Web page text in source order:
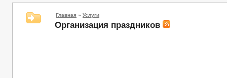
Главная » Услуги
Организация праздников